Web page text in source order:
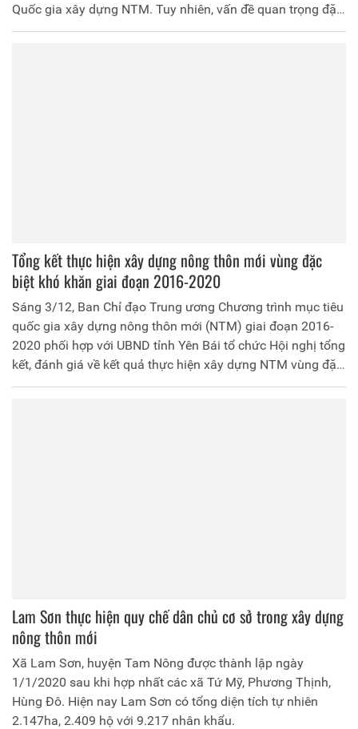
Quốc gia xây dựng NTM. Tuy nhiên, vấn đề quan trọng đặt
ra đối với các xã đã đạt chuẩn NTM và các xã đang xây
Tổng kết thực hiện xây dựng nông thôn mới vùng đặc
biệt khó khăn giai đoạn 2016-2020
Sáng 3/12, Ban Chỉ đạo Trung ương Chương trình mục tiêu
quốc gia xây dựng nông thôn mới (NTM) giai đoạn 2016-
2020 phối hợp với UBND tỉnh Yên Bái tổ chức Hội nghị tổng
kết, đánh giá về kết quả thực hiện xây dựng NTM vùng đặc
biệt khó khăn giai đoạn 2016 - 2020 và định hướng thực
Lam Sơn thực hiện quy chế dân chủ cơ sở trong xây dựng
nông thôn mới
Xã Lam Sơn, huyện Tam Nông được thành lập ngày
1/1/2020 sau khi hợp nhất các xã Tứ Mỹ, Phương Thịnh,
Hùng Đô. Hiện nay Lam Sơn có tổng diện tích tự nhiên
2.147ha, 2.409 hộ với 9.217 nhân khẩu.